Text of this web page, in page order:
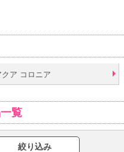
クア コロニア
覧
絞り込み